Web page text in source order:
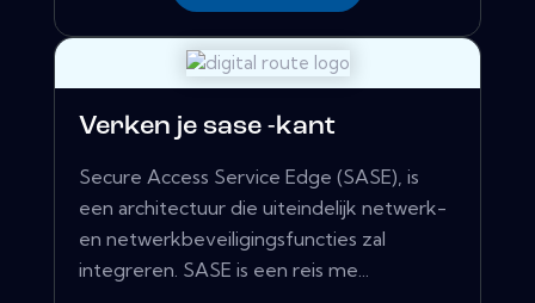
Verken je sase -kant
Secure Access Service Edge (SASE), is
een architectuur die uiteindelijk netwerk-
en netwerkbeveiligingsfuncties zal
integreren. SASE is een reis me...